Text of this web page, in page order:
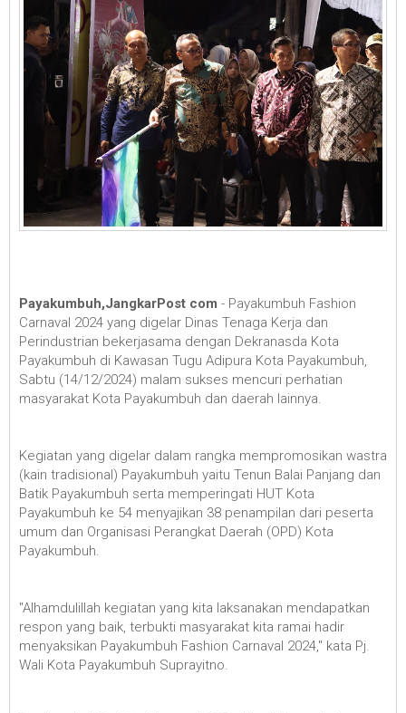
Payakumbuh,JangkarPost com - Payakumbuh Fashion
Carnaval 2024 yang digelar Dinas Tenaga Kerja dan
Perindustrian bekerjasama dengan Dekranasda Kota
Payakumbuh di Kawasan Tugu Adipura Kota Payakumbuh,
Sabtu (14/12/2024) malam sukses mencuri perhatian
masyarakat Kota Payakumbuh dan daerah lainnya.
Kegiatan yang digelar dalam rangka mempromosikan wastra
(kain tradisional) Payakumbuh yaitu Tenun Balai Panjang dan
Batik Payakumbuh serta memperingati HUT Kota
Payakumbuh ke 54 menyajikan 38 penampilan dari peserta
umum dan Organisasi Perangkat Daerah (OPD) Kota
Payakumbuh.
"Alhamdulillah kegiatan yang kita laksanakan mendapatkan
respon yang baik, terbukti masyarakat kita ramai hadir
menyaksikan Payakumbuh Fashion Carnaval 2024," kata Pj.
Wali Kota Payakumbuh Suprayitno.